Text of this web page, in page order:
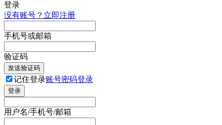
登录
没有账号？立即注册
手机号或邮箱
验证码
发送验证码
记住登录账号密码登录
登录
用户名/手机号/邮箱